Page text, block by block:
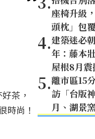
茶，
時尚！
座椅升級
頭枕」包
4.建築迷必
年：藤本
屋根8月
5.離市區15
訪「台版
月、湖景